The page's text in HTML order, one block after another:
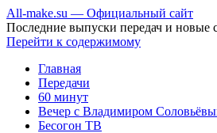
All-make.su — Официальный сайт
Последние выпуски передач и новые
Перейти к содержимому
Главная
Передачи
60 минут
Вечер с Владимиром
Бесогон ТВ